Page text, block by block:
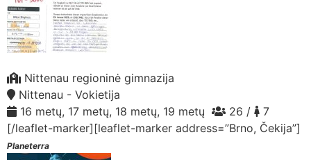
Nittenau regioninė gimnazija
Nittenau - Vokietija
16 metų, 17 metų, 18 metų, 19 metų
26 /
7
[/leaflet-marker][leaflet-marker address=”Brno, Čekija”]
Planeterra